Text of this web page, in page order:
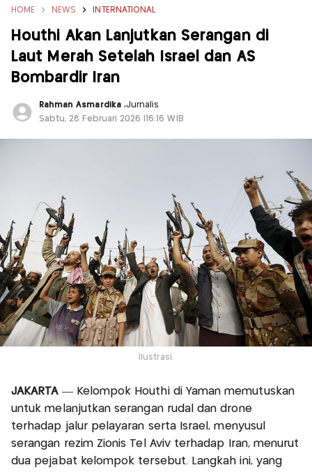
HOME NEWS INTERNATIONAL
Houthi Akan Lanjutkan Serangan di
Laut Merah Setelah Israel dan AS
Bombardir Iran
Rahman Asmardika ,Jurnalis
Sabtu, 28 Februari 2026 |16:16 WIB
Ilustrasi.
JAKARTA— Kelompok Houthi di Yaman memutuskan
untuk melanjutkan serangan rudal dan drone
terhadap jalur pelayaran serta Israel, menyusul
serangan rezim Zionis Tel Aviv terhadap Iran, menurut
dua pejabat kelompok tersebut. Langkah ini, yang